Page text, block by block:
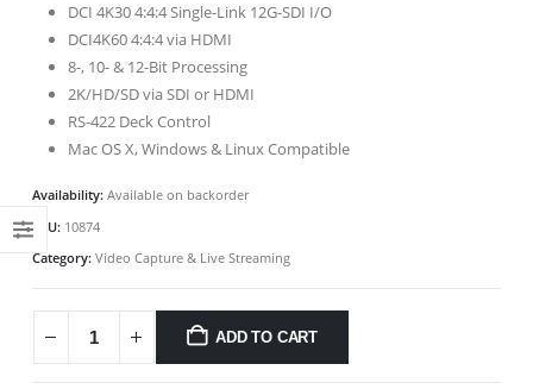
DCI 4K30 4:4:4 Single-Link 12G-SDI I/O
DCI4K60 4:4:4 via HDMI
8-, 10- & 12-Bit Processing
2K/HD/SD via SDI or HDMI
RS-422 Deck Control
Mac OS X, Windows & Linux Compatible
Availability: Available on backorder
SKU: 10874
Category: Video Capture & Live Streaming
ADD TO CART